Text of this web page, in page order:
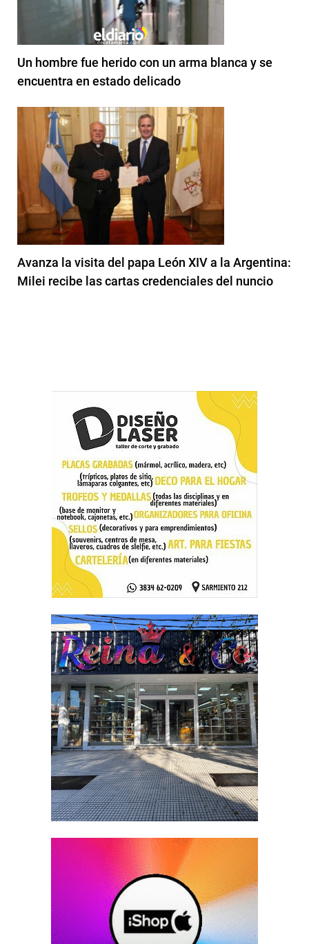
Un hombre fue herido con un arma blanca y se
encuentra en estado delicado
Avanza la visita del papa León XIV a la Argentina:
Milei recibe las cartas credenciales del nuncio